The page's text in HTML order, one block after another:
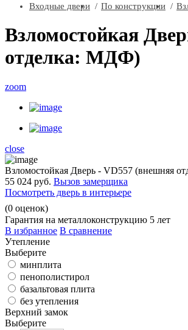
Входные двери По конструкции
Взломостойкая
отделка: МДФ)
zoom
close
Взломостойкая Дверь - VD557 (внешняя
55 024 руб. Вызов замерщика
Посмотреть дверь в интерьере
(0 оценок)
Гарантия на металлоконструкцию 5 лет
В избранное В сравнение
Утепление
Выберите
минплита
пенополистирол
базальтовая плита
без утепления
Верхний замок
Выберите